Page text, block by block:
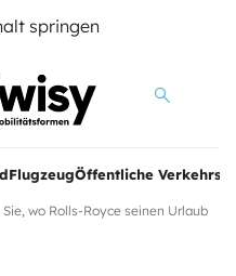
springen
FlugzeugÖffentliche
Sie, wo Rolls-Royce seinen Urlaub